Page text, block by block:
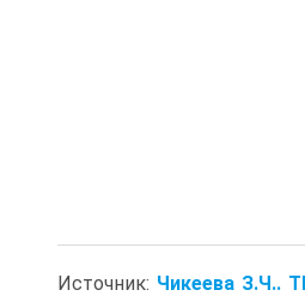
Источник: Чикеева З.Ч..